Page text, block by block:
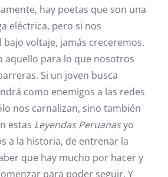
hay poetas que son una
eléctrica, pero si nos
voltaje, jamás creceremos.
aquello para lo que nosotros
Si un joven busca
como enemigos a las redes
nos carnalizan, sino también
estas Leyendas Peruanasyo
a la historia, de entrenar la
que hay mucho por hacer y
para poder seguir. Y